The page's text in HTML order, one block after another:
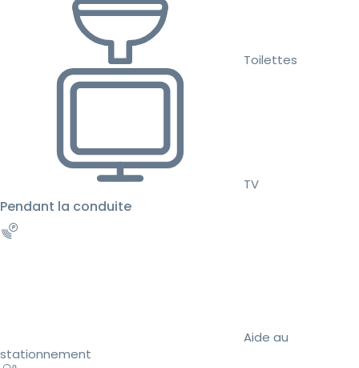
Toilettes
TV
Pendant la conduite
Aide au
stationnement